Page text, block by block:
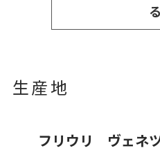
る
生産地
フリウリ ヴェネ